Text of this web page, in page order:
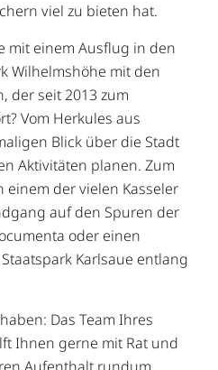
viel zu bieten hat.
mit einem Ausflug in den
Wilhelmshöhe mit den
der seit 2013 zum
Vom Herkules aus
Blick über die Stadt
Aktivitäten planen. Zum
einem der vielen Kasseler
auf den Spuren der
oder einen
Karlsaue entlang
Das Team Ihres
Ihnen gerne mit Rat und